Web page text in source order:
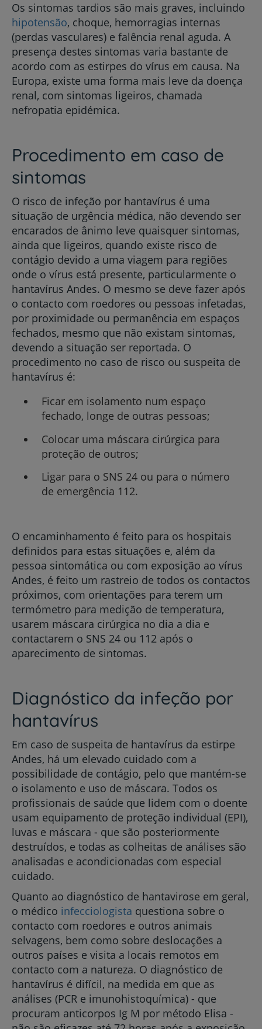
Os sintomas tardios são mais graves, incluindo
hipotensão, choque, hemorragias internas
(perdas vasculares) e falência renal aguda. A
presença destes sintomas varia bastante de
acordo com as estirpes do vírus em causa. Na
Europa, existe uma forma mais leve da doença
renal, com sintomas ligeiros, chamada
nefropatia epidémica.
Procedimento em caso de
sintomas
O risco de infeção por hantavírus é uma
situação de urgência médica, não devendo ser
encarados de ânimo leve quaisquer sintomas,
ainda que ligeiros, quando existe risco de
contágio devido a uma viagem para regiões
onde o vírus está presente, particularmente o
hantavírus Andes. O mesmo se deve fazer após
o contacto com roedores ou pessoas infetadas,
por proximidade ou permanência em espaços
fechados, mesmo que não existam sintomas,
devendo a situação ser reportada. O
procedimento no caso de risco ou suspeita de
hantavírus é:
Ficar em isolamento num espaço
fechado, longe de outras pessoas;
Colocar uma máscara cirúrgica para
proteção de outros;
Ligar para o SNS 24 ou para o número
de emergência 112.
O encaminhamento é feito para os hospitais
definidos para estas situações e, além da
pessoa sintomática ou com exposição ao vírus
Andes, é feito um rastreio de todos os contactos
próximos, com orientações para terem um
termómetro para medição de temperatura,
usarem máscara cirúrgica no dia a dia e
contactarem o SNS 24 ou 112 após o
aparecimento de sintomas.
Diagnóstico da infeção por
hantavírus
Em caso de suspeita de hantavírus da estirpe
Andes, há um elevado cuidado com a
possibilidade de contágio, pelo que mantém-se
o isolamento e uso de máscara. Todos os
profissionais de saúde que lidem com o doente
usam equipamento de proteção individual (EPI),
luvas e máscara - que são posteriormente
destruídos, e todas as colheitas de análises são
analisadas e acondicionadas com especial
cuidado.
Quanto ao diagnóstico de hantavirose em geral,
o médico infecciologista questiona sobre o
contacto com roedores e outros animais
selvagens, bem como sobre deslocações a
outros países e visita a locais remotos em
contacto com a natureza. O diagnóstico de
hantavírus é difícil, na medida em que as
análises (PCR e imunohistoquímica) - que
procuram anticorpos Ig M por método Elisa -